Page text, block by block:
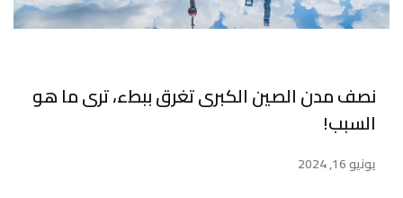
نصف مدن الصين الكبرى تغرق ببطء، ترى ما هو
السبب!
يونيو 16, 2024